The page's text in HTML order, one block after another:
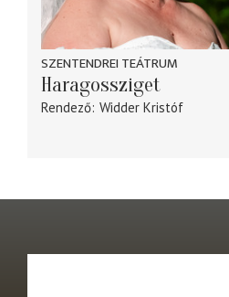
SZENTENDREI TEÁTRUM
Haragossziget
Rendező Widder Kristóf